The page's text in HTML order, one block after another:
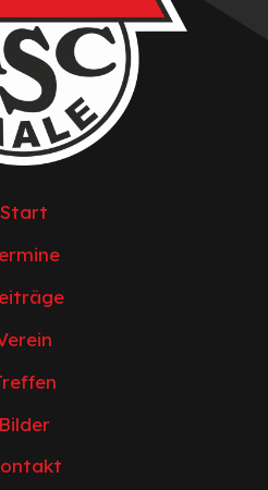
Start
Bilder